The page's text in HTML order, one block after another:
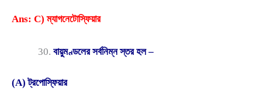
Ans: C) ম্যাগনেটোস্ফিয়ার
বায়ুমণ্ডলের সর্বনিম্ন স্তর হল –
(A) ট্রপোস্ফিয়ার